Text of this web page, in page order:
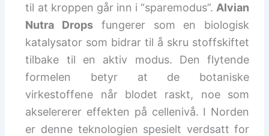
til at kroppen går inn i “sparemodus”. Alvian
Nutra Drops fungerer som en biologisk
katalysator som bidrar til å skru stoffskiftet
tilbake til en aktiv modus. Den flytende
formelen betyr at de botaniske
virkestoffene når blodet raskt, noe som
akselererer effekten på cellenivå. I Norden
er denne teknologien spesielt verdsatt for